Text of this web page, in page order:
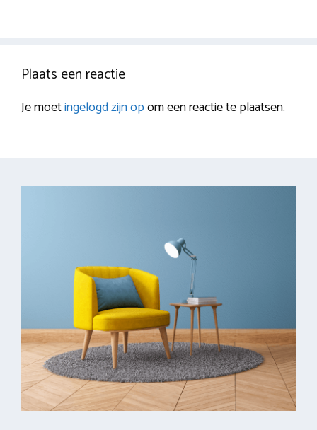
Plaats een reactie
Je moetingelogd zijn opom een reactie te plaatsen.